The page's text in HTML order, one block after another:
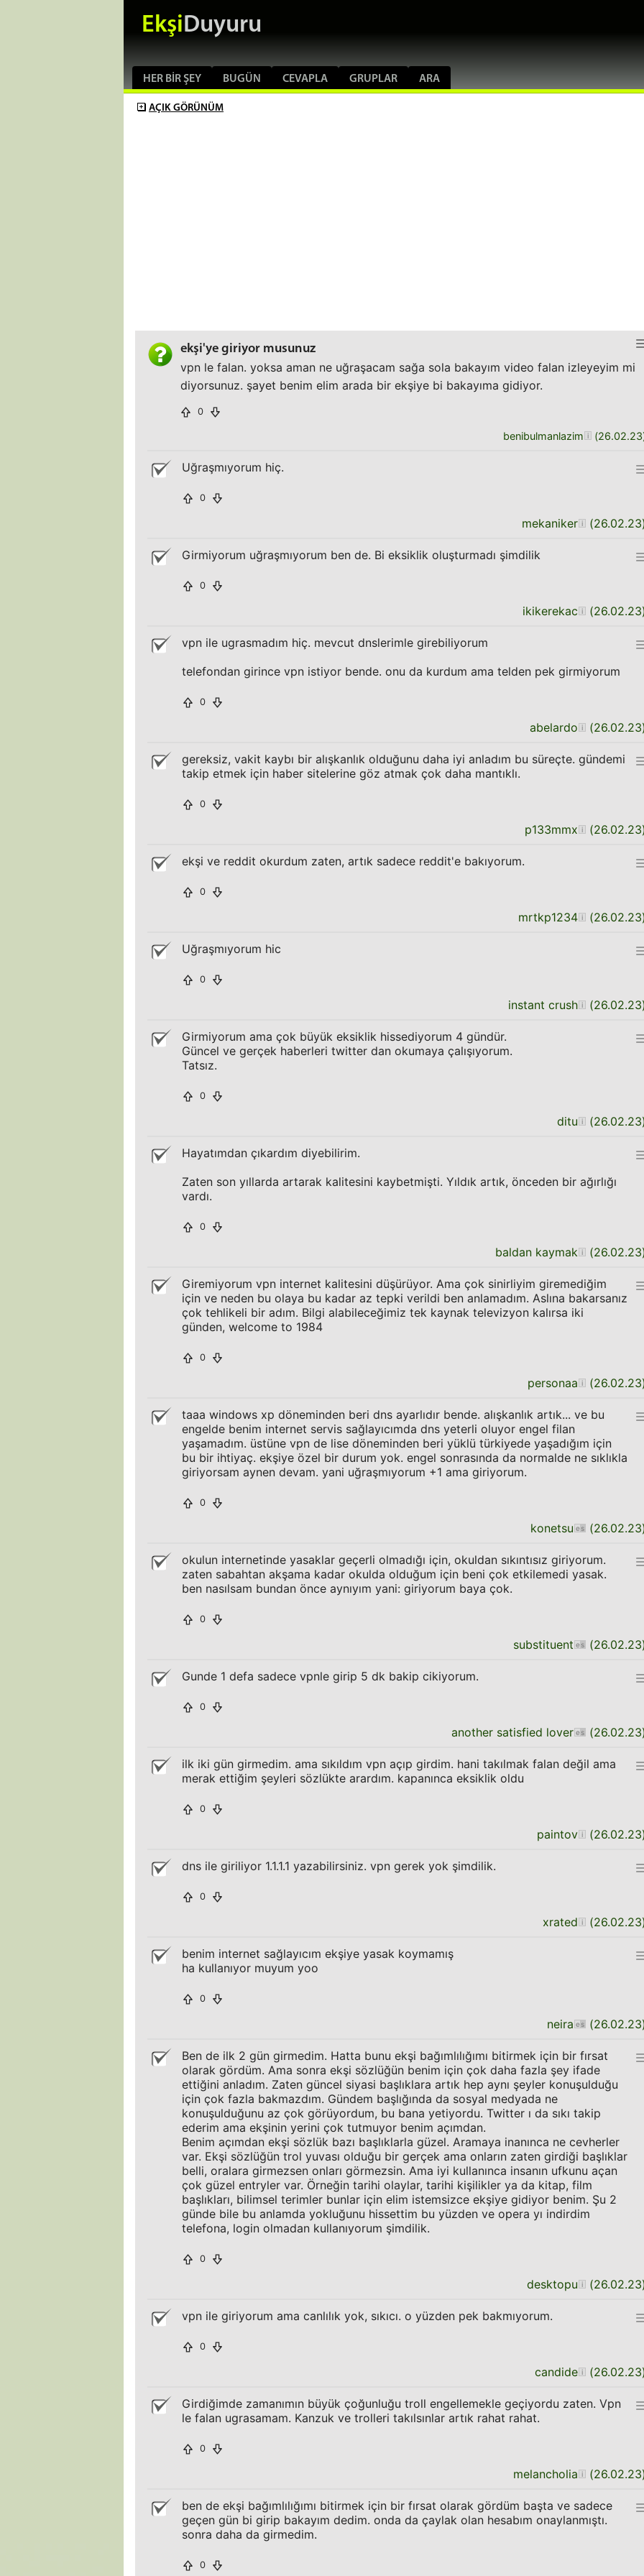
EkşiDuyuru
HER BIR ŞEY BUGÜN CEVAPLA GRUPLAR ARA
AÇIK GÖRÜNÜM
ekşi'ye giriyor musunuz
vpn le falan. yoksa aman ne uğraşacam sağa sola bakayım video falan izleyeyim mi
diyorsunuz. şayet benim elim arada bir ekşiye bi bakayıma gidiyor.
0
benibulmanlazim (26.02.23
Uğraşmıyorum hiç.
0
mekaniker (26.02.23
Girmiyorum uğraşmıyorum ben de. Bi eksiklik oluşturmadı şimdilik
0
ikikerekac (26.02.23
vpn ile ugrasmadım hiç. mevcut dnslerimle girebiliyorum
telefondan girince vpn istiyor bende. onu da kurdum ama telden pek girmiyorum
0
abelardo (26.02.23
gereksiz, vakit kaybı bir alışkanlık olduğunu daha iyi anladım bu süreçte. gündemi
takip etmek için haber sitelerine göz atmak çok daha mantıklı.
0
p133mmx (26.02.23
ekşi ve reddit okurdum zaten, artık sadece reddit'e bakıyorum.
0
mrtkp1234 (26.02.23
Uğraşmıyorum hic
0
instant crush (26.02.23
Girmiyorum ama çok büyük eksiklik hissediyorum 4 gündür.
Güncel ve gerçek haberleri twitter dan okumaya çalışıyorum.
Tatsız.
0
ditu (26.02.23
Hayatımdan çıkardım diyebilirim.
Zaten son yıllarda artarak kalitesini kaybetmişti. Yıldık artık, önceden bir ağırlığı
vardı.
0
baldan kaymak (26.02.23
Giremiyorum vpn internet kalitesini düşürüyor. Ama çok sinirliyim giremediğim
için ve neden bu olaya bu kadar az tepki verildi ben anlamadım. Aslına bakarsanız
çok tehlikeli bir adım. Bilgi alabileceğimiz tek kaynak televizyon kalırsa iki
günden, welcome to 1984
0
personaa (26.02.23
taaa windows xp döneminden beri dns ayarlıdır bende. alışkanlık artık... ve bu
engelde benim internet servis sağlayıcımda dns yeterli oluyor engel filan
yaşamadım. üstüne vpn de lise döneminden beri yüklü türkiyede yaşadığım için
bu bir ihtiyaç. ekşiye özel bir durum yok. engel sonrasında da normalde ne sıklıkla
giriyorsam aynen devam. yani uğraşmıyorum +1 ama giriyorum.
0
konetsu (26.02.23
okulun internetinde yasaklar geçerli olmadığı için, okuldan sıkıntısız giriyorum.
zaten sabahtan akşama kadar okulda olduğum için beni çok etkilemedi yasak.
ben nasılsam bundan önce aynıyım yani: giriyorum baya çok.
0
substituent (26.02.23
Gunde 1 defa sadece vpnle girip 5 dk bakip cikiyorum.
0
another satisfied lover (26.02.23
ilk iki gün girmedim. ama sıkıldım vpn açıp girdim. hani takılmak falan değil ama
merak ettiğim şeyleri sözlükte arardım. kapanınca eksiklik oldu
0
paintov (26.02.23
dns ile giriliyor 1.1.1.1 yazabilirsiniz. vpn gerek yok şimdilik.
0
xrated (26.02.23
benim internet sağlayıcım ekşiye yasak koymamış
ha kullanıyor muyum yoo
0
neira (26.02.23
Ben de ilk 2 gün girmedim. Hatta bunu ekşi bağımlılığımı bitirmek için bir fırsat
olarak gördüm. Ama sonra ekşi sözlüğün benim için çok daha fazla şey ifade
ettiğini anladım. Zaten güncel siyasi başlıklara artık hep aynı şeyler konuşulduğu
için çok fazla bakmazdım. Gündem başlığında da sosyal medyada ne
konuşulduğunu az çok görüyordum, bu bana yetiyordu. Twitter ı da sıkı takip
ederim ama ekşinin yerini çok tutmuyor benim açımdan.
Benim açımdan ekşi sözlük bazı başlıklarla güzel. Aramaya inanınca ne cevherler
var. Ekşi sözlüğün trol yuvası olduğu bir gerçek ama onların zaten girdiği başlıklar
belli, oralara girmezsen onları görmezsin. Ama iyi kullanınca insanın ufkunu açan
çok güzel entryler var. Örneğin tarihi olaylar, tarihi kişilikler ya da kitap, film
başlıkları, bilimsel terimler bunlar için elim istemsizce ekşiye gidiyor benim. Şu 2
günde bile bu anlamda yokluğunu hissettim bu yüzden ve opera yı indirdim
telefona, login olmadan kullanıyorum şimdilik.
0
desktopu (26.02.23
vpn ile giriyorum ama canlılık yok, sıkıcı. o yüzden pek bakmıyorum.
0
candide (26.02.23
Girdiğimde zamanımın büyük çoğunluğu troll engellemekle geçiyordu zaten. Vpn
le falan ugrasamam. Kanzuk ve trolleri takılsınlar artık rahat rahat.
0
melancholia (26.02.23
ben de ekşi bağımlılığımı bitirmek için bir fırsat olarak gördüm başta ve sadece
geçen gün bi girip bakayım dedim. onda da çaylak olan hesabım onaylanmıştı.
sonra daha da girmedim.
0